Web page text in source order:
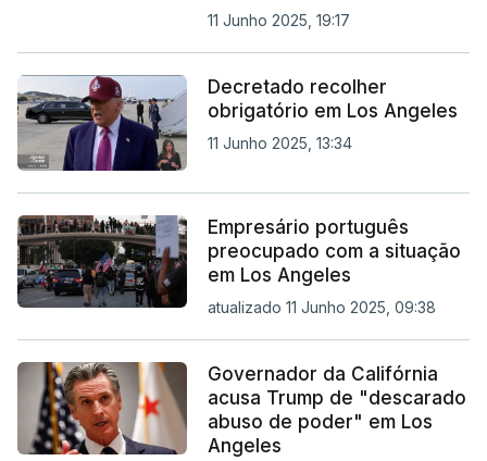
11 Junho 2025, 19:17
Decretado recolher
obrigatório em Los Angeles
11 Junho 2025, 13:34
Empresário português
preocupado com a situação
em Los Angeles
atualizado 11 Junho 2025, 09:38
Governador da Califórnia
acusa Trump de "descarado
abuso de poder" em Los
Angeles